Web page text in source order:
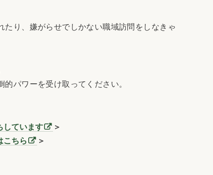
り、嫌がらせでしかない職域訪問をしなきゃ
パワーを受け取ってください。
しています
＞
こちら ＞